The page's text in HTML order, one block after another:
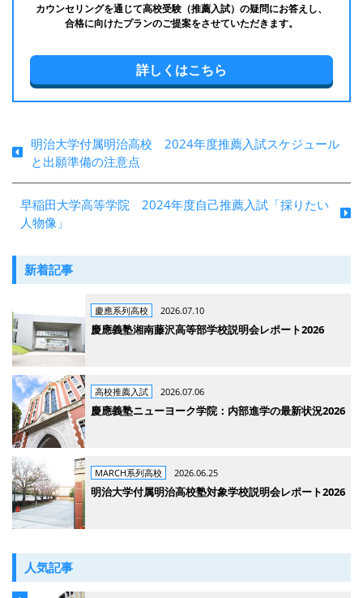
カウンセリングを通じて高校受験（推薦入試）の疑問にお答えし、
合格に向けたプランのご提案をさせていただきます。
詳しくはこちら
明治大学付属明治高校 2024年度推薦入試スケジュール
と出願準備の注意点
早稲田大学高等学院 2024年度自己推薦入試「採りたい
人物像」
新着記事
慶應系列高校 2026.07.10
慶應義塾湘南藤沢高等部学校説明会レポート2026
高校推薦入試 2026.07.06
慶應義塾ニューヨーク学院：内部進学の最新状況2026
MARCH系列高校 2026.06.25
明治大学付属明治高校塾対象学校説明会レポート2026
人気記事